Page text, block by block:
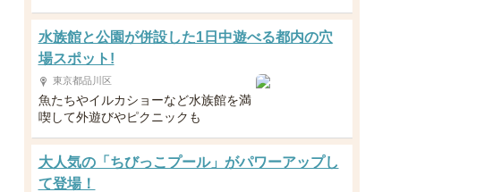
水族館と公園が併設した1日中遊べる都内の穴
場スポット!
東京都品川区
魚たちやイルカショーなど水族館を満
喫して外遊びやピクニックも
大人気の「ちびっこプール」がパワーアップし
て登場！